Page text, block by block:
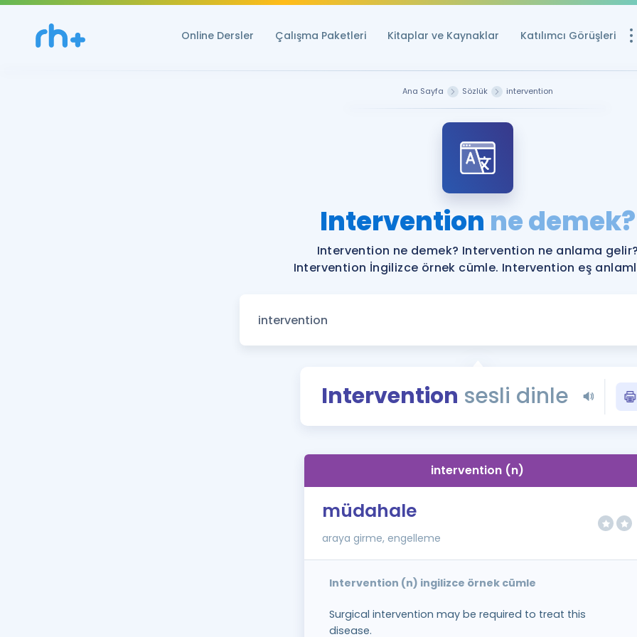
Online Dersler Çalışma Paketleri Kitaplar ve Kaynaklar Katılımcı Görüşleri
Ücretsiz
YDS ve YÖKDİL
YDS ve YÖKDİL'e
Tüm ÖSYM
Blog
YDS - YÖKDİL
İngilizce
Ana Sayfa Sözlük intervention
Intervention ne demek?
Intervention ne demek? Intervention ne anlama gelir?
Intervention İngilizce örnek cümle. Intervention eş
Intervention sesli dinle
intervention (n)
müdahale
araya girme, engelleme
Intervention (n) ingilizce örnek cümle
Surgical intervention may be required to treat this
disease.